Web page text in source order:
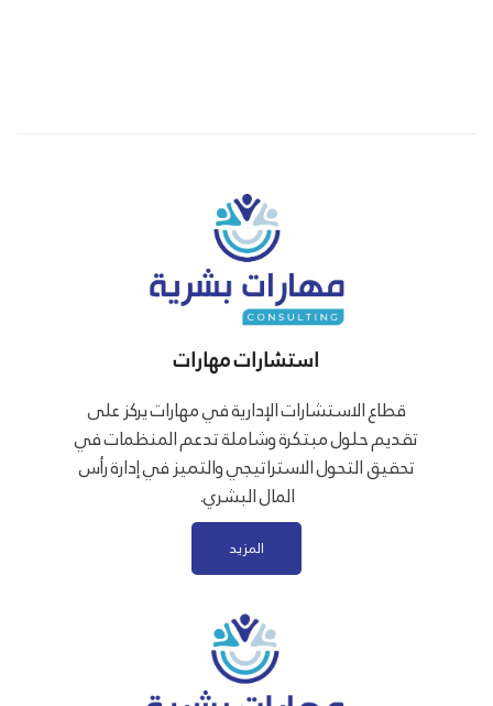
استشارات مهارات
قطاع الاستشارات الإدارية في مهارات يركز على
تقديم حلول مبتكرة وشاملة تدعم المنظمات في
تحقيق التحول الاستراتيجي والتميز في إدارة رأس
المال البشري.
المزيد